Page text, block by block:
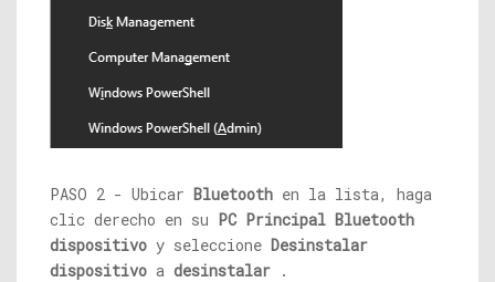
PASO 2 - Ubicar Bluetooth en la lista, haga
clic derecho en su PC Principal Bluetooth
dispositivo y seleccione Desinstalar
dispositivo a desinstalar .